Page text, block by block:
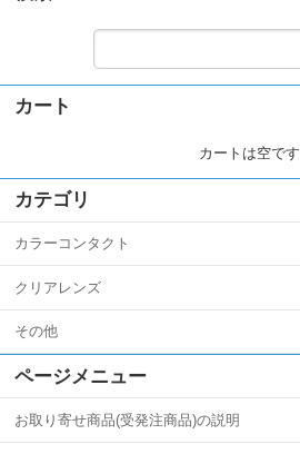
カート
カートは空です
カテゴリ
カラーコンタクト
クリアレンズ
その他
ページメニュー
お取り寄せ商品(受発注商品)の説明